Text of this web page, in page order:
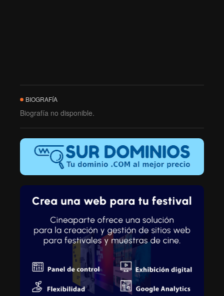
BIOGRAFÍA
Biografía no disponible.